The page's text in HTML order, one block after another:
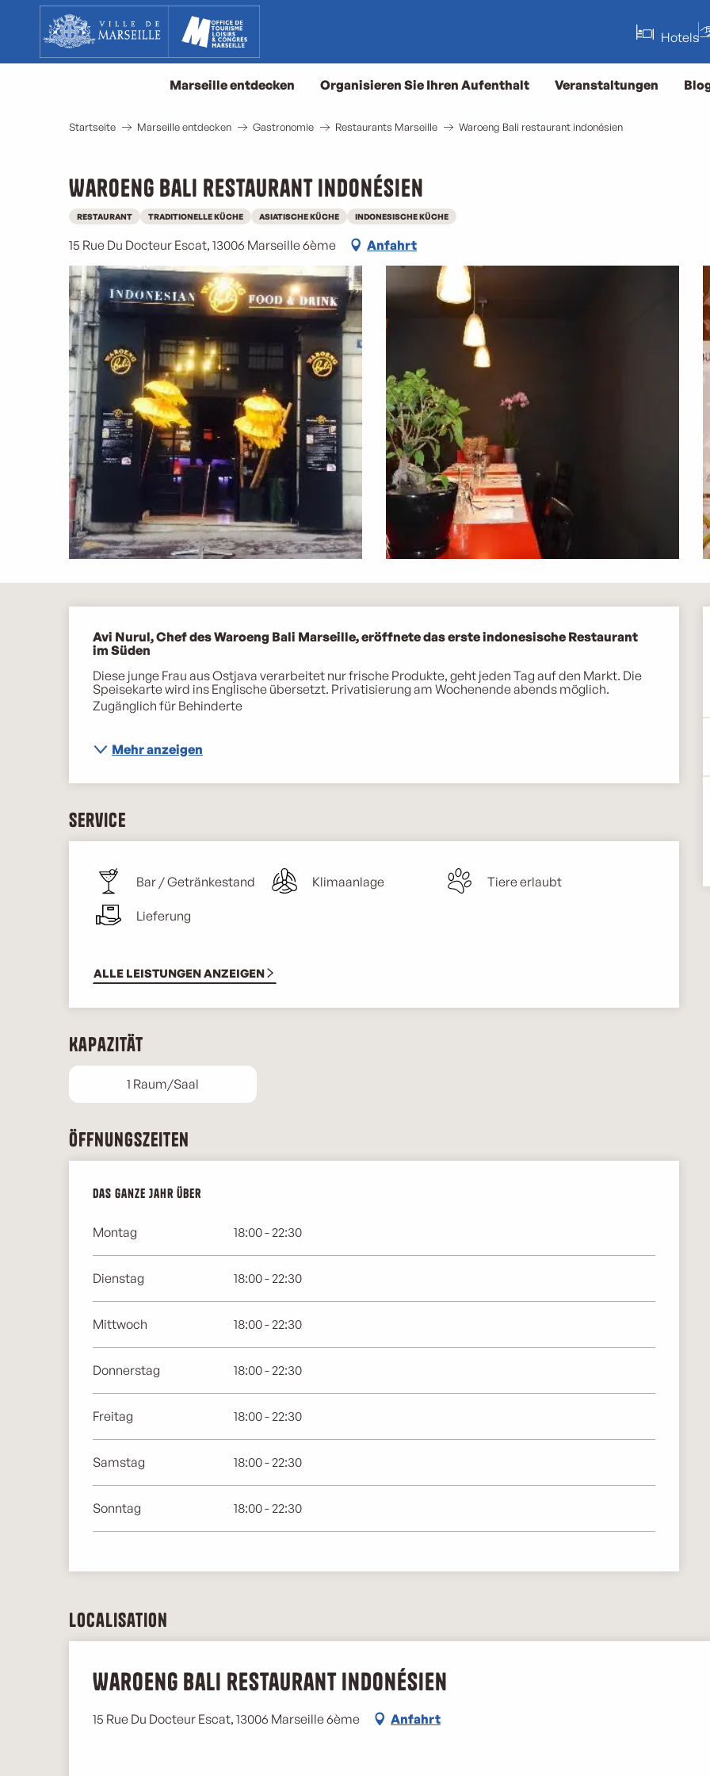
contenu
principal
Hotels
Marseille entdecken Organisieren Sie Ihren Aufenthalt Veranstaltungen
Startseite Marseille entdecken Gastronomie Restaurants Marseille Waroeng Bali restaurant indonésien
Waroeng Bali restaurant indonésien
RESTAURANT TRADITIONELLE KÜCHE ASIATISCHE KÜCHE INDONESISCHE KÜCHE
15 Rue Du Docteur Escat, 13006 Marseille 6ème Anfahrt
Beschreibung
Avi Nurul, Chef des Waroeng Bali Marseille, eröffnete das erste indonesische Restaurant
im Süden
Diese junge Frau aus Ostjava verarbeitet nur frische Produkte, geht jeden Tag auf den Markt. Die
Speisekarte wird ins Englische übersetzt. Privatisierung am Wochenende abends möglich.
Zugänglich für Behinderte
Mehr anzeigen
Service
Bar / Getränkestand Klimaanlage Tiere erlaubt
Lieferung
ALLE LEISTUNGEN ANZEIGEN
Kapazität
1 Raum/Saal
Öffnungszeiten
Das ganze Jahr über
Das ganze Jahr über
Montag 18:00 - 22:30
Dienstag 18:00 - 22:30
Mittwoch 18:00 - 22:30
Donnerstag 18:00 - 22:30
Freitag 18:00 - 22:30
Samstag 18:00 - 22:30
Sonntag 18:00 - 22:30
Localisation
Waroeng Bali restaurant indonésien
15 Rue Du Docteur Escat, 13006 Marseille 6ème Anfahrt